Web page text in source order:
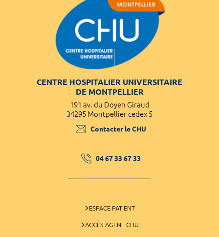
CENTRE HOSPITALIER UNIVERSITAIRE
DE MONTPELLIER
191 av. du Doyen Giraud
34295 Montpellier cedex 5
Contacter le CHU
04 67 33 67 33
ESPACE PATIENT
ACCÈS AGENT CHU